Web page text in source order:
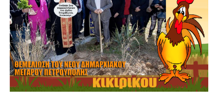
ΠΕΤΡΟΥΠΟΛΗ: ΕΞΟΡΜΗΣΗ ΤΗΣ ΝΕΑΣ ΔΗΜΟΤΙΚΗΣ ΑΡΧΗΣ
ΣΤΑ ΣΧΟΛΕΙΑ
16 Ιανουαρίου 2024
maxitis
0